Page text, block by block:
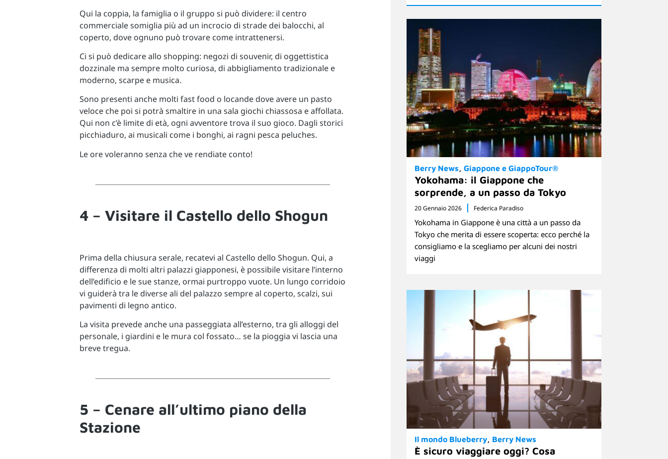
Qui la coppia, la famiglia o il gruppo si può dividere: il centro
commerciale somiglia più ad un incrocio di strade dei balocchi, al
coperto, dove ognuno può trovare come intrattenersi.
Ci si può dedicare allo shopping: negozi di souvenir, di oggettistica
dozzinale ma sempre molto curiosa, di abbigliamento tradizionale e
moderno, scarpe e musica.
Sono presenti anche molti fast food o locande dove avere un pasto
veloce che poi si potrà smaltire in una sala giochi chiassosa e affollata.
Qui non c’è limite di età, ogni avventore trova il suo gioco. Dagli storici
picchiaduro, ai musicali come i bonghi, ai ragni pesca peluches.
Le ore voleranno senza che ve rendiate conto!
4 – Visitare il Castello dello Shogun
Prima della chiusura serale, recatevi al Castello dello Shogun. Qui, a
differenza di molti altri palazzi giapponesi, è possibile visitare l’interno
dell’edificio e le sue stanze, ormai purtroppo vuote. Un lungo corridoio
vi guiderà tra le diverse ali del palazzo sempre al coperto, scalzi, sui
pavimenti di legno antico.
La visita prevede anche una passeggiata all’esterno, tra gli alloggi del
personale, i giardini e le mura col fossato… se la pioggia vi lascia una
breve tregua.
5 – Cenare all’ultimo piano della
Stazione
Berry News Giappone e GiappoTour®
Yokohama: il Giappone che
sorprende, a un passo da Tokyo
20 Gennaio 2026 Federica Paradiso
Yokohama in Giappone è una città a un passo da
Tokyo che merita di essere scoperta: ecco perché la
consigliamo e la scegliamo per alcuni dei nostri
viaggi
Il mondo Blueberry Berry News
È sicuro viaggiare oggi? Cosa